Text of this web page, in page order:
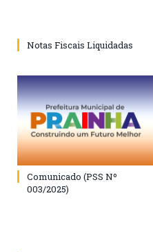
Notas Fiscais Liquidadas
Comunicado (PSS Nº
003/2025)